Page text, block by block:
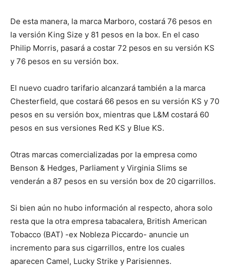
De esta manera, la marca Marboro, costará 76 pesos en
la versión King Size y 81 pesos en la box. En el caso
Philip Morris, pasará a costar 72 pesos en su versión KS
y 76 pesos en su versión box.
El nuevo cuadro tarifario alcanzará también a la marca
Chesterfield, que costará 66 pesos en su versión KS y 70
pesos en su versión box, mientras que L&M costará 60
pesos en sus versiones Red KS y Blue KS.
Otras marcas comercializadas por la empresa como
Benson & Hedges, Parliament y Virginia Slims se
venderán a 87 pesos en su versión box de 20 cigarrillos.
Si bien aún no hubo información al respecto, ahora solo
resta que la otra empresa tabacalera, British American
Tobacco (BAT) -ex Nobleza Piccardo- anuncie un
incremento para sus cigarrillos, entre los cuales
aparecen Camel, Lucky Strike y Parisiennes.